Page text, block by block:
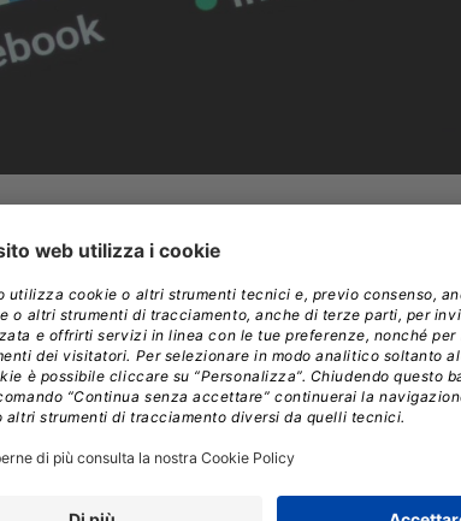
utenti paganti non saranno usate a scopi
verrà esteso gratuitamente a tutti gli
dopo questa data si dovrà pagare una cifra
di 6 euro al mese da web e di 8 euro da app.
non cambierà nullae si continuerà quindi a
come sempre fatto,compresa la
annunci per i controlli sulla pubblicità che